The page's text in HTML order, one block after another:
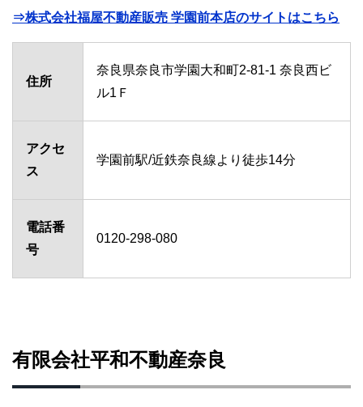
⇒株式会社福屋不動産販売 学園前本店のサイトはこちら
住所
奈良県奈良市学園大和町2-81-1 奈良西ビ
ル1Ｆ
アクセ
ス
学園前駅/近鉄奈良線より徒歩14分
電話番
号
0120-298-080
有限会社平和不動産奈良